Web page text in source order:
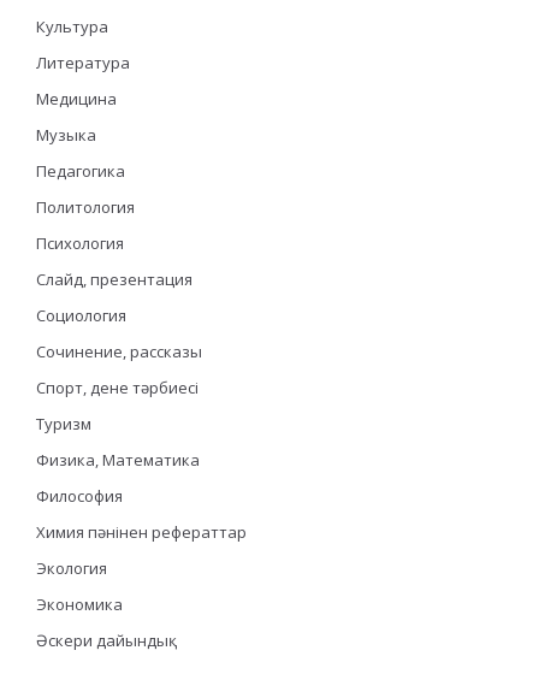
Культура
Литература
Медицина
Музыка
Педагогика
Политология
Психология
Слайд, презентация
Социология
Сочинение, рассказы
Спорт, дене тәрбиесі
Туризм
Физика, Математика
Философия
Химия пәнінен рефераттар
Экология
Экономика
Әскери дайындық